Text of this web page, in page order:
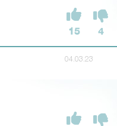
15 4
04.03.23